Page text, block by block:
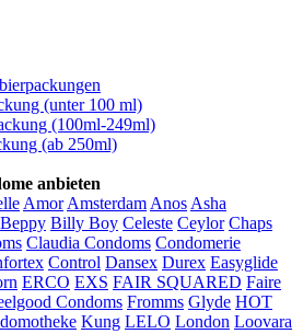
(unter 100 ml)
(100ml-249ml)
(ab 250ml)
anbieten
Amor Amsterdam Anos Asha
Beppy Billy Boy Celeste Ceylor Chaps
Claudia Condoms Condomerie
Control Dansex Durex Easyglide
ERCO EXS FAIR SQUARED Faire
Condoms Fromms Glyde HOT
Kung LELO London Loovara